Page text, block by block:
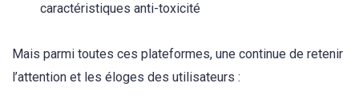
caractéristiques anti-toxicité
Mais parmi toutes ces plateformes, une continue de retenir
l’attention et les éloges des utilisateurs :